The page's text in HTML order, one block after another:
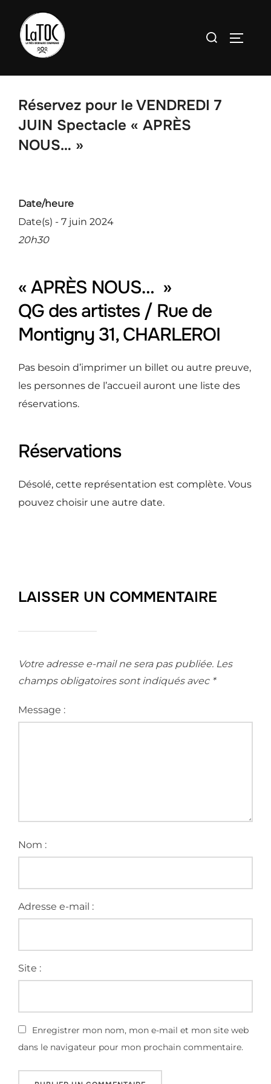
contenu
Rechercher :
Réservez pour le VENDREDI 7
JUIN Spectacle « APRÈS
NOUS… »
Date/heure
Date(s) - 7 juin 2024
20h30
« APRÈS NOUS… »
QG des artistes / Rue de
Montigny 31, CHARLEROI
Pas besoin d’imprimer un billet ou autre preuve,
les personnes de l’accueil auront une liste des
réservations.
Réservations
Désolé, cette représentation est complète. Vous
pouvez choisir une autre date.
LAISSER UN COMMENTAIRE
Votre adresse e-mail ne sera pas publiée. Les
champs obligatoires sont indiqués avec *
Message :
Nom :
Adresse e-mail :
Site :
Enregistrer mon nom, mon e-mail et mon site web
dans le navigateur pour mon prochain commentaire.